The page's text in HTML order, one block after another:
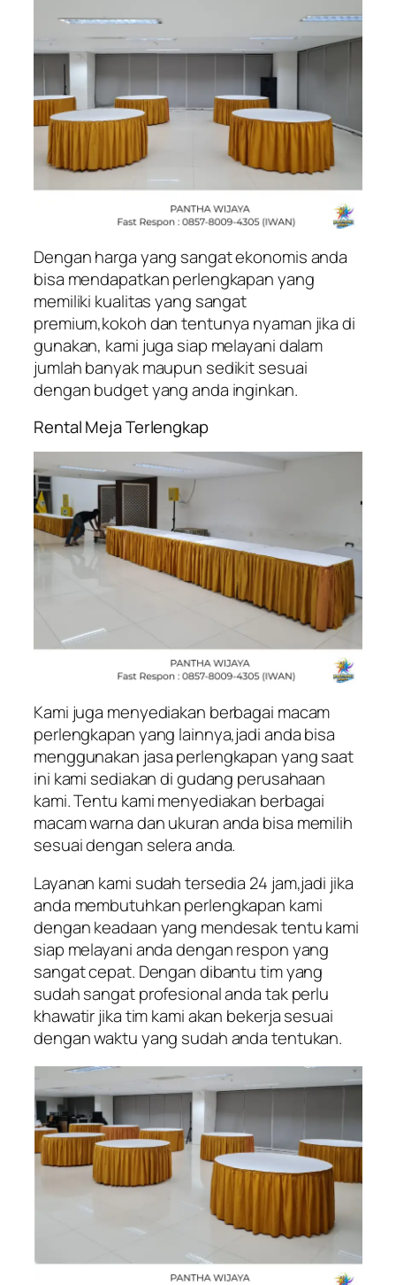
Dengan harga yang sangat ekonomis anda
bisa mendapatkan perlengkapan yang
memiliki kualitas yang sangat
premium,kokoh dan tentunya nyaman jika di
gunakan, kami juga siap melayani dalam
jumlah banyak maupun sedikit sesuai
dengan budget yang anda inginkan.
Rental Meja Terlengkap
Kami juga menyediakan berbagai macam
perlengkapan yang lainnya,jadi anda bisa
menggunakan jasa perlengkapan yang saat
ini kami sediakan di gudang perusahaan
kami. Tentu kami menyediakan berbagai
macam warna dan ukuran anda bisa memilih
sesuai dengan selera anda.
Layanan kami sudah tersedia 24 jam,jadi jika
anda membutuhkan perlengkapan kami
dengan keadaan yang mendesak tentu kami
siap melayani anda dengan respon yang
sangat cepat. Dengan dibantu tim yang
sudah sangat profesional anda tak perlu
khawatir jika tim kami akan bekerja sesuai
dengan waktu yang sudah anda tentukan.